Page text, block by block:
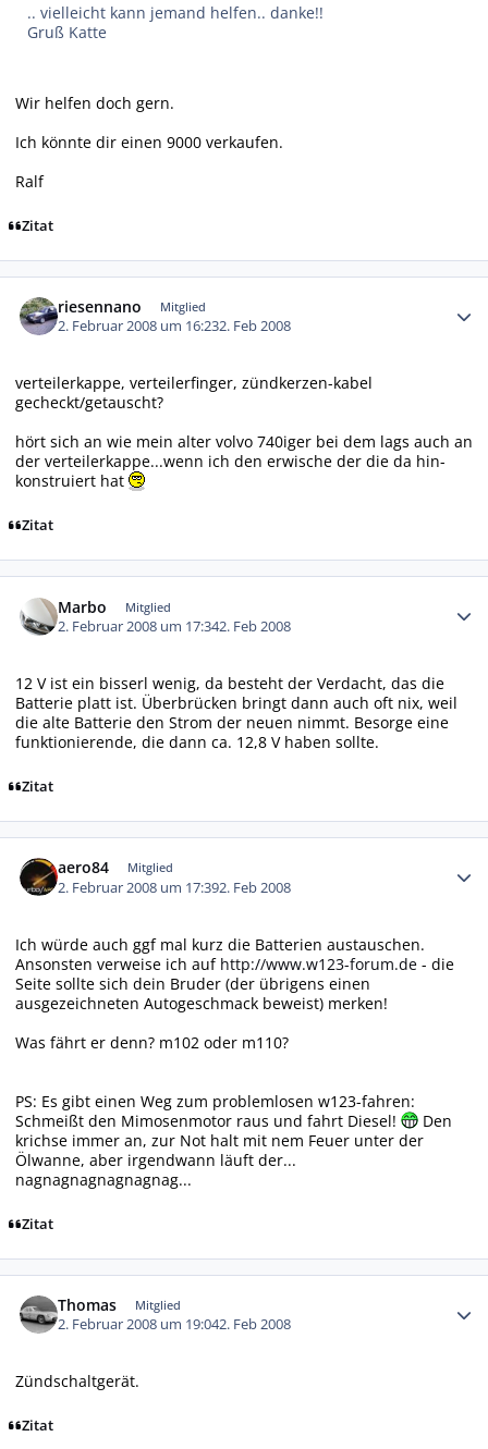
.. vielleicht kann jemand helfen.. danke!!
Gruß Katte
Wir helfen doch gern.
Ich könnte dir einen 9000 verkaufen.
Ralf
Zitat
riesennano Mitglied
2. Februar 2008 um 16:232. Feb 2008
verteilerkappe, verteilerfinger, zündkerzen-kabel
gecheckt/getauscht?
hört sich an wie mein alter volvo 740iger bei dem lags auch an
der verteilerkappe...wenn ich den erwische der die da hin-
konstruiert hat
Zitat
Marbo Mitglied
2. Februar 2008 um 17:342. Feb 2008
12 V ist ein bisserl wenig, da besteht der Verdacht, das die
Batterie platt ist. Überbrücken bringt dann auch oft nix, weil
die alte Batterie den Strom der neuen nimmt. Besorge eine
funktionierende, die dann ca. 12,8 V haben sollte.
Zitat
aero84 Mitglied
2. Februar 2008 um 17:392. Feb 2008
Ich würde auch ggf mal kurz die Batterien austauschen.
Ansonsten verweise ich auf http://www.w123-forum.de - die
Seite sollte sich dein Bruder (der übrigens einen
ausgezeichneten Autogeschmack beweist) merken!
Was fährt er denn? m102 oder m110?
PS: Es gibt einen Weg zum problemlosen w123-fahren:
Schmeißt den Mimosenmotor raus und fahrt Diesel!
Den
krichse immer an, zur Not halt mit nem Feuer unter der
Ölwanne, aber irgendwann läuft der...
nagnagnagnagnagnag...
Zitat
Thomas Mitglied
2. Februar 2008 um 19:042. Feb 2008
Zündschaltgerät.
Zitat